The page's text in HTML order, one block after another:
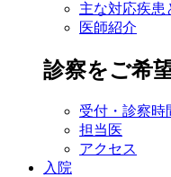
主な対応疾患
医師紹介
診察をご希
受付・診察時
担当医
アクセス
入院